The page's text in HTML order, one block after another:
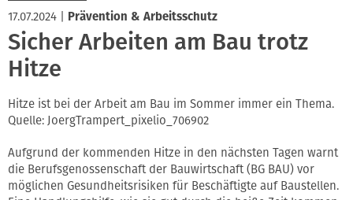
17.07.2024 Prävention & Arbeitsschutz
Sicher Arbeiten am Bau trotz
Hitze
Hitze ist bei der Arbeit am Bau im Sommer immer ein Thema.
Quelle: JoergTrampert_pixelio_706902
Aufgrund der kommenden Hitze in den nächsten Tagen warnt
die Berufsgenossenschaft der Bauwirtschaft (BG BAU) vor
möglichen Gesundheitsrisiken für Beschäftigte auf Baustellen.